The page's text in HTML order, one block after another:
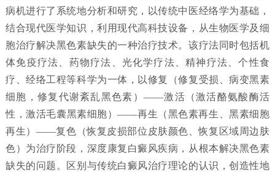
病机进行了系统地分析和研究，以传统中医经络学为基础，
结合现代医学知识，利用现代高科技设备，从生物医学及细
胞治疗解决黑色素缺失的一种治疗技术。该疗法同时包括机
体免疫疗法、药物疗法、光化学疗法、精神疗法、个性食
疗、经络工程等科学为一体，以修复（修复受损、病变黑素
细胞，修复代谢紊乱黑色素）——激活（激活酪氨酸酶活
性，激活毛囊黑素细胞）——再生（黑色素再生、黑素细胞
再生）——复色（恢复皮损部位皮肤颜色、恢复区域周边肤
色）为治疗阶段，深度康复白癜风疾病，从根本解决黑色素
缺失的问题。区别与传统白癜风治疗理论的认识，创造性地